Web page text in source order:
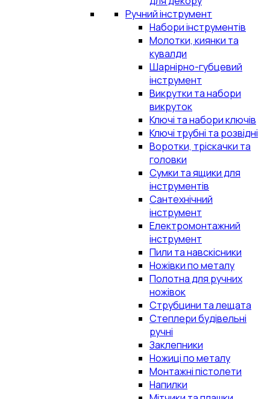
Ручний інструмент
Набори інструментів
Молотки, киянки та
кувалди
Шарнірно-губцевий
інструмент
Викрутки та набори
викруток
Ключі та набори ключів
Ключі трубні та розвідні
Воротки, тріскачки та
головки
Сумки та ящики для
інструментів
Сантехнічний
інструмент
Електромонтажний
інструмент
Пили та навскісники
Ножівки по металу
Полотна для ручних
ножівок
Струбцини та лещата
Степлери будівельні
ручні
Заклепники
Ножиці по металу
Монтажні пістолети
Напилки